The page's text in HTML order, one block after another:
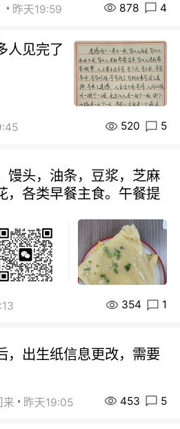
昨天19:59 878 4
人见完了
520 5
馒头，油条，豆浆，芝麻
，各类早餐主食。午餐提
354 1
，出生纸信息更改，需要
来 昨天19:05 453 5